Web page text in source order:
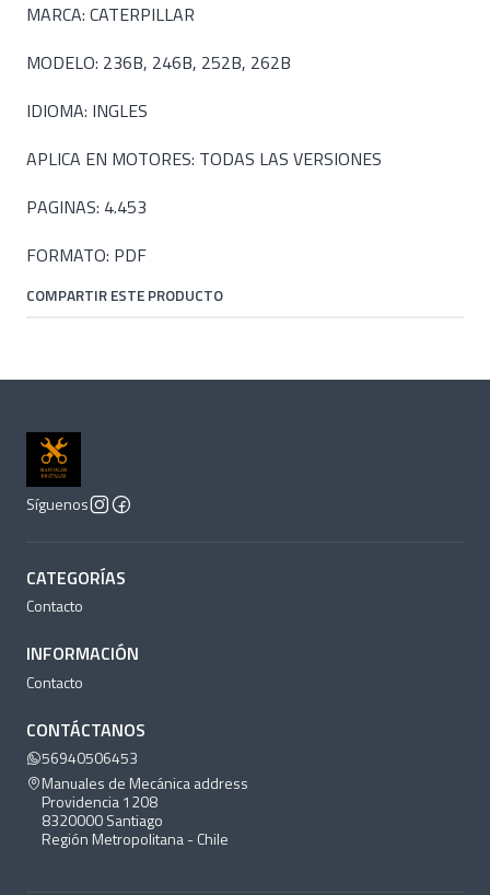
MARCA: CATERPILLAR
MODELO: 236B, 246B, 252B, 262B
IDIOMA: INGLES
APLICA EN MOTORES: TODAS LAS VERSIONES
PAGINAS: 4.453
FORMATO: PDF
COMPARTIR ESTE PRODUCTO
Síguenos
CATEGORÍAS
Contacto
INFORMACIÓN
Contacto
CONTÁCTANOS
56940506453
Manuales de Mecánica address
Providencia 1208
8320000 Santiago
Región Metropolitana - Chile